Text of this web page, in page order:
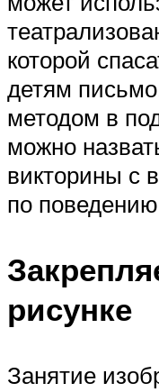
которой
детям
методом в
можно
викторины с
по
рисунке
Занятие